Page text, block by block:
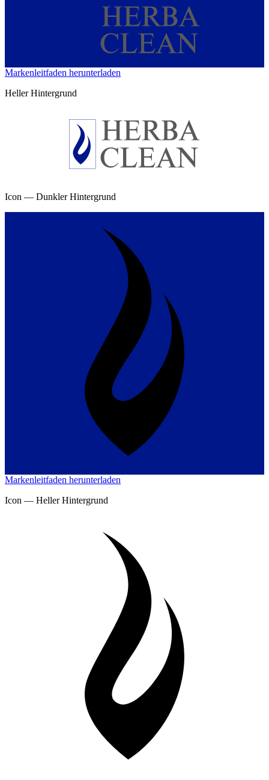
Markenleitfaden herunterladen
Heller Hintergrund
Icon — Dunkler Hintergrund
Markenleitfaden herunterladen
Icon — Heller Hintergrund